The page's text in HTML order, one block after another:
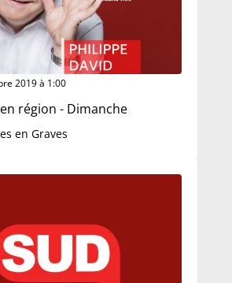
2019 à 1:00
région - Dimanche
en Graves